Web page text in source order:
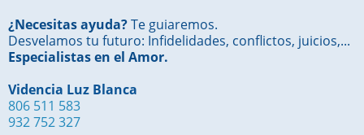
¿Necesitas ayuda?Te guiaremos.
Desvelamos tu futuro: Infidelidades, conflictos, juicios,...
Especialistas en el Amor.
Videncia Luz Blanca
806 511 583
932 752 327